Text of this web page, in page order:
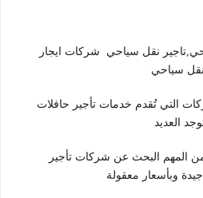
نقل سياحي شركات ايجار
سياحي
التي تُقدم خدمات تأجير حافلات
العديد
المهم البحث عن شركات تأجير
وبأسعار معقولة